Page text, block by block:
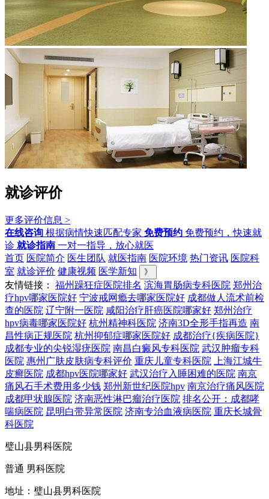
就诊评价
更多评价信息 >
在线咨询 根据病情快速匹配专家 免费预约 免费预约，快速就
诊 就诊指南 一对一指导，放心就医
首页 医院简介 医生团队 就医指南 医院环境 热门资讯 医院科
室 就诊评价 健康视频 医学新知 》
友情链接： 福州躁狂症医院排名 滨海胃肠病专科医院 郑州治
疗hpv哪家医院好 宁波戒网瘾去哪家医院好 成都做人流术前检
查的医院 辽宁附一医院 咸阳治疗肝癌医院哪家好 郑州治疗
hpv病毒哪家医院好 杭州精神科医院 济南3D全形手指再造 南
昌性病正规医院 杭州抑郁症哪家医院好 成都治疗{疾病医院}
成都专业的尖锐湿疣医院 南昌白癜风专科医院 武汉肿瘤专科
医院 惠州广肤皮肤病专科评价 重庆儿童专科医院
上海江城牛
皮癣医院 成都hpv医院哪家好 武汉治疗入睡困难的医院 南京
痛风石手术费用多少钱 郑州新世纪医院hpv 南京治疗痛风医院
成都甲状腺医院 济南恶性淋巴瘤治疗医院 排名公开：成都哮
喘病医院 昆明白带异常医院 济南专治血液病医院 重庆长城骨
科医院
璧山县男科医院
普通 男科医院
地址：璧山县男科医院